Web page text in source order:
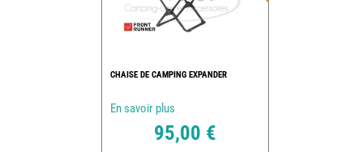
CHAISE DE CAMPING EXPANDER
En savoir plus
95,00 €